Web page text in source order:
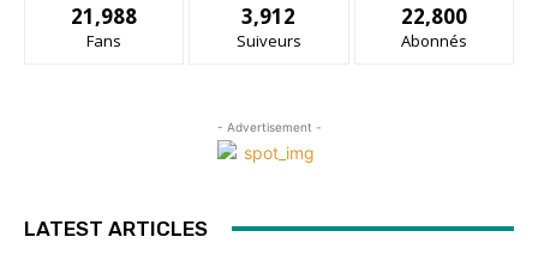
21,988
Fans
3,912
Suiveurs
22,800
Abonnés
- Advertisement -
LATEST ARTICLES